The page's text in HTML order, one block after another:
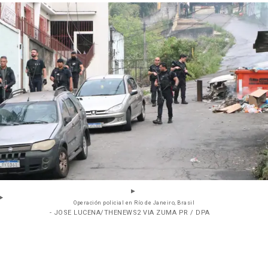
Operación policial en Río de Janeiro, Brasil
- JOSE LUCENA/THENEWS2 VIA ZUMA PR / DPA